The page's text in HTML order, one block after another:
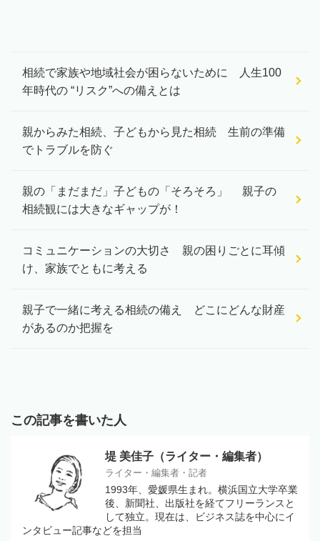
相続で家族や地域社会が困らないために 人生100
年時代の “リスク”への備えとは
親からみた相続、子どもから見た相続 生前の準備
でトラブルを防ぐ
親の「まだまだ」子どもの「そろそろ」 親子の
相続観には大きなギャップが！
コミュニケーションの大切さ 親の困りごとに耳傾
け、家族でともに考える
親子で一緒に考える相続の備え どこにどんな財産
があるのか把握を
この記事を書いた人
堤 美佳子（ライター・編集者）
ライター・編集者・記者
1993年、愛媛県生まれ。横浜国立大学卒業
後、新聞社、出版社を経てフリーランスと
して独立。現在は、ビジネス誌を中心にイ
ンタビュー記事などを担当